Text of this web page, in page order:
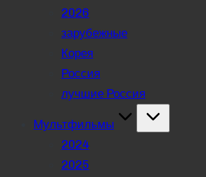
2026
зарубежные
Корея
Россия
лучшие Россия
Мультфильмы
2024
2025